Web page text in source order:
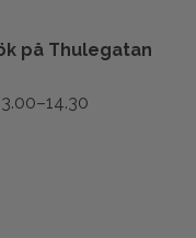
på Thulegatan